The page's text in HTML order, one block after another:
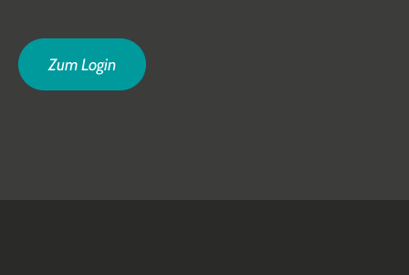
Zum Login